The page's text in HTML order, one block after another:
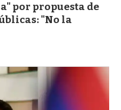
por propuesta de
"No la